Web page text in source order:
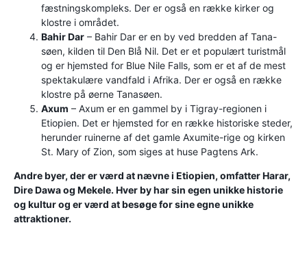
fæstningskompleks. Der er også en række kirker og
klostre i området.
Bahir Dar – Bahir Dar er en by ved bredden af ​​Tana-
søen, kilden til Den Blå Nil. Det er et populært turistmål
og er hjemsted for Blue Nile Falls, som er et af de mest
spektakulære vandfald i Afrika. Der er også en række
klostre på øerne Tanasøen.
Axum – Axum er en gammel by i Tigray-regionen i
Etiopien. Det er hjemsted for en række historiske steder,
herunder ruinerne af det gamle Axumite-rige og kirken
St. Mary of Zion, som siges at huse Pagtens Ark.
Andre byer, der er værd at nævne i Etiopien, omfatter Harar,
Dire Dawa og Mekele. Hver by har sin egen unikke historie
og kultur og er værd at besøge for sine egne unikke
attraktioner.